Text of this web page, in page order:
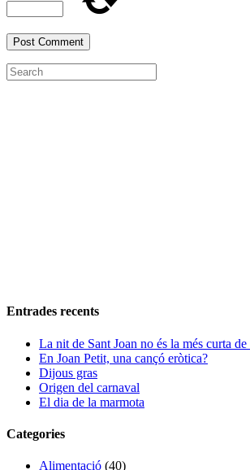
Entrades recents
La nit de Sant Joan no és la més curta de
En Joan Petit, una cançó eròtica?
Dijous gras
Origen del carnaval
El dia de la marmota
Categories
Alimentació (40)